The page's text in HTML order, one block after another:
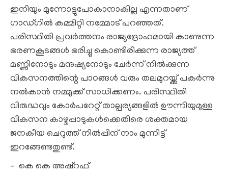
ഇനിയും മുന്നോട്ടുപോകാനാകില്ല എന്നതാണ്
ഗാഡ്ഗില്‍ കമ്മിറ്റി നമ്മോട് പറഞ്ഞത്.
പരിസ്ഥിതി പ്രവര്‍ത്തനം രാജ്യദ്രോഹമായി കാണുന്ന
ഭരണകൂടങ്ങള്‍ ഭരിച്ചു കൊണ്ടിരിക്കുന്ന രാജ്യത്ത്
മണ്ണിനോടും മനുഷ്യനോടും ചേര്‍ന്ന് നില്‍ക്കുന്ന
വികസനത്തിന്റെ പാഠങ്ങള്‍ വരും തലമുറയ്ക്ക് പകര്‍ന്നു
നല്‍കാന്‍ നമ്മുക്ക് സാധിക്കണം. പരിസ്ഥിതി
വിരുദ്ധവും കോര്‍പറേറ്റ് താല്പര്യങ്ങളില്‍ ഊന്നിയുമുള്ള
വികസന കാഴ്ചപ്പാടുകള്‍ക്കെതിരെ ശക്തമായ
ജനകീയ ചെറുത്ത് നില്‍പ്പിന് നാം മുന്നിട്ട്
ഇറങ്ങേണ്ടതുണ്ട്.
– കെ കെ അഷ്‌റഫ്